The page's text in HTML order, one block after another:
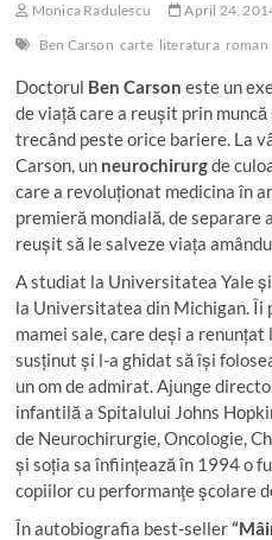
Monica Radulescu
April 24,
Ben Carson carte literatura roman
Doctorul Ben Carson este un
de viață care a reușit prin
trecând peste orice bariere. La
Carson, un neurochirurgde
care a revoluționat medicina în
premieră mondială, de separare
reușit să le salveze viața
A studiat la Universitatea Yale
la Universitatea din Michigan. Îi
mamei sale, care deși a
susținut și l-a ghidat să își
un om de admirat. Ajunge
infantilă a Spitalului Johns
de Neurochirurgie, Oncologie,
și soția sa înființează în 1994 o
copiilor cu performanţe şcolare
În autobiografia best-seller